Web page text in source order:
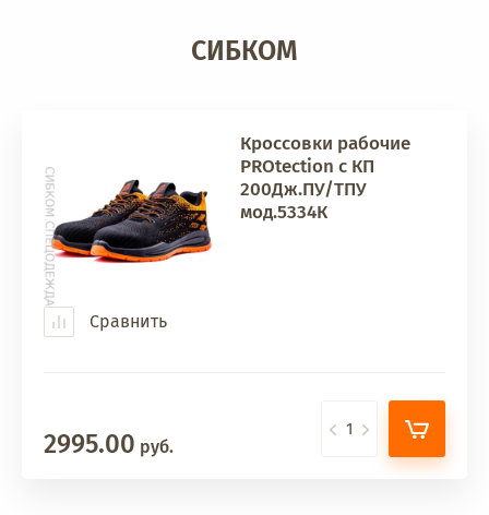
СИБКОМ
Кроссовки рабочие
PROtection с КП
200Дж.ПУ/ТПУ
мод.5334К
Сравнить
2995.00 руб.